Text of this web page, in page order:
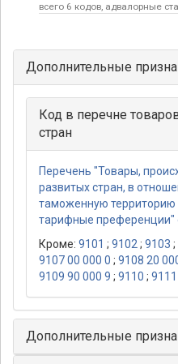
всего 6 кодов, адвалорные
Дополнительные
Код в перечне
стран
Перечень "Товары,
развитых стран, в
таможенную
тарифные преференции"
Кроме: 9101 ; 9102 ; 9103 ;
9107 00 000 0 ; 9108 20
9109 90 000 9 ; 9110 ; 9111
Дополнительные